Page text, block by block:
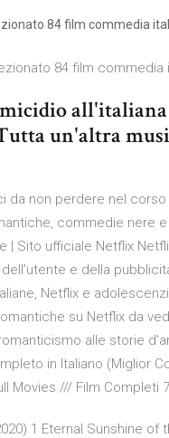
84 film commedia
84 film commedia
all'italiana
un'altra
da non perdere nel
commedie nere
Sito ufficiale Netflix
e della
Netflix e
su Netflix da
alle storie
in Italiano (Miglior
Movies /// Film Completi
1 Eternal Sunshine of